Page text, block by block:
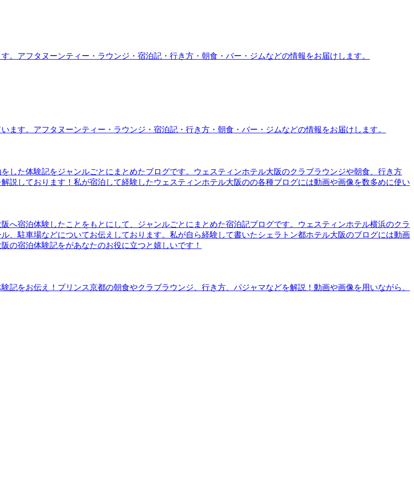
。アフタヌーンティー・ラウンジ・宿泊記・行き方・朝食・バー・ジムなどの情報をお届けします。
ます。アフタヌーンティー・ラウンジ・宿泊記・行き方・朝食・バー・ジムなどの情報をお届けします。
した体験記をジャンルごとにまとめたブログです。ウェスティンホテル大阪のクラブラウンジや朝食、行き方
説しております！私が宿泊して経験したウェスティンホテル大阪のの各種ブログには動画や画像を数多めに使い
へ宿泊体験したことをもとにして、ジャンルごとにまとめた宿泊記ブログです。ウェスティンホテル横浜のクラ
、駐車場などについてお伝えしております。私が自ら経験して書いたシェラトン都ホテル大阪のブログには動画
の宿泊体験記をがあなたのお役に立つと嬉しいです！
記をお伝え！プリンス京都の朝食やクラブラウンジ、行き方、パジャマなどを解説！動画や画像を用いながら、